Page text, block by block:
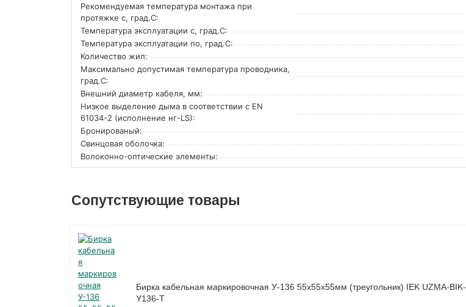
Рекомендуемая температура монтажа при
протяжке с, град.C:
Температура эксплуатации с, град.C:
Температура эксплуатации по, град.C:
Количество жил:
Максимально допустимая температура проводника,
град.C:
Внешний диаметр кабеля, мм:
Низкое выделение дыма в соответствии с EN
61034-2 (исполнение нг-LS):
Бронированый:
Свинцовая оболочка:
Волоконно-оптические элементы:
Сопутствующие товары
Бирка кабельная маркировочная У-136 55х55х55мм (треугольник) IEK UZMA-BIK-
Y136-T